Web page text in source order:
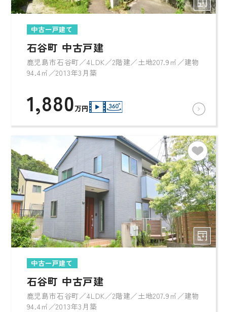
中古一戸建て
石谷町 中古戸建
鹿児島市石谷町／4LDK／2階建／土地207.9㎡／建物
94.4㎡／2013年3月築
1,880万円
中古一戸建て
石谷町 中古戸建
鹿児島市石谷町／4LDK／2階建／土地207.9㎡／建物
94.4㎡／2013年3月築